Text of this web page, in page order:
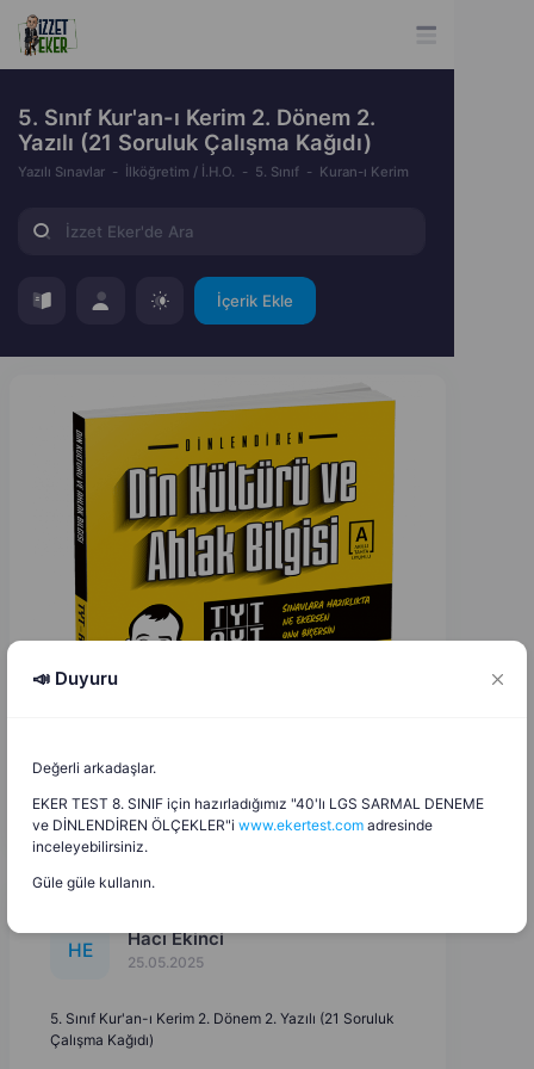
5. Sınıf Kur'an-ı Kerim 2. Dönem 2.
Yazılı (21 Soruluk Çalışma Kağıdı)
Yazılı Sınavlar İlköğretim / İ.H.O. 5. Sınıf Kuran-ı Kerim
İçerik Ekle
HE Hacı Ekinci
25.05.2025
5. Sınıf Kur'an-ı Kerim 2. Dönem 2. Yazılı (21 Soruluk
Çalışma Kağıdı)
📣 Duyuru
Değerli arkadaşlar.
EKER TEST 8. SINIF için hazırladığımız "40'lı LGS SARMAL DENEME
ve DİNLENDİREN ÖLÇEKLER"i www.ekertest.com adresinde
inceleyebilirsiniz.
Güle güle kullanın.